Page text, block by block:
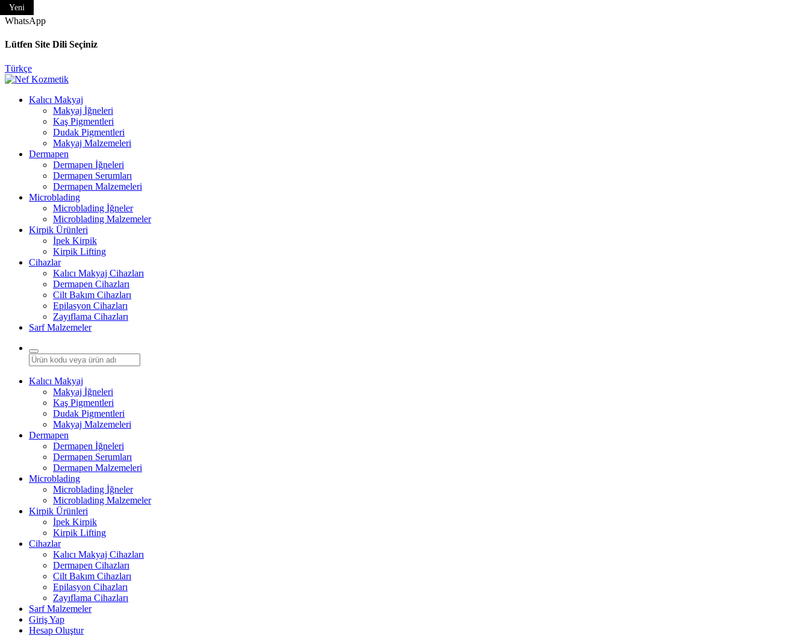
Telefon
WhatsApp
Lütfen Site Dili Seçiniz
Türkçe
Kalıcı Makyaj
Makyaj İğneleri
Kaş Pigmentleri
Dudak Pigmentleri
Makyaj Malzemeleri
Dermapen
Dermapen İğneleri
Dermapen Serumları
Dermapen Malzemeleri
Microblading
Microblading İğneler
Microblading Malzemeler
Kirpik Ürünleri
İpek Kirpik
Kirpik Lifting
Cihazlar
Kalıcı Makyaj Cihazları
Dermapen Cihazları
Cilt Bakım Cihazları
Epilasyon Cihazları
Zayıflama Cihazları
Sarf Malzemeler
Kalıcı Makyaj
Makyaj İğneleri
Kaş Pigmentleri
Dudak Pigmentleri
Makyaj Malzemeleri
Dermapen
Dermapen İğneleri
Dermapen Serumları
Dermapen Malzemeleri
Microblading
Microblading İğneler
Microblading Malzemeler
Kirpik Ürünleri
İpek Kirpik
Kirpik Lifting
Cihazlar
Kalıcı Makyaj Cihazları
Dermapen Cihazları
Cilt Bakım Cihazları
Epilasyon Cihazları
Zayıflama Cihazları
Sarf Malzemeler
Giriş Yap
Hesap Oluştur
Yeni
Yeni